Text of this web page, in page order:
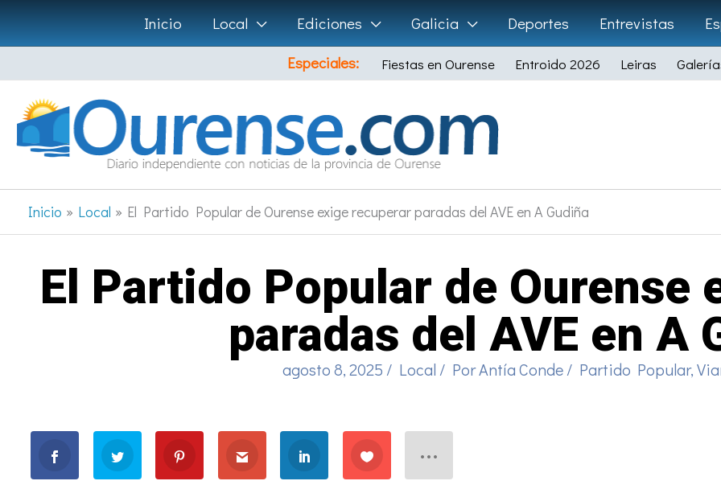
Ir
al
contenido
Inicio Local Ediciones Galicia Deportes Entrevistas
Especiales:
Fiestas en Ourense Entroido 2026 Leiras
Inicio Local El Partido Popular de Ourense exige recuperar paradas del AVE en A Gudiña
El Partido Popular de Ourense
paradas del AVE en A
agosto 8, 2025 / Local / PorAntía Conde/ Partido Popular,